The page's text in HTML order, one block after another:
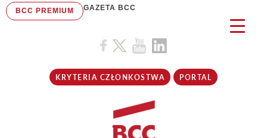
BCC PREMIUM GAZETA BCC
KRYTERIA CZŁONKOSTWA PORTAL